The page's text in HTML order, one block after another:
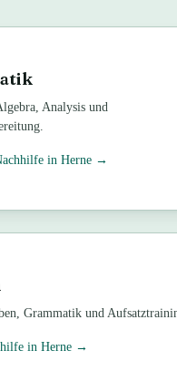
Analysis und
inHerne →
Grammatik und
inHerne →